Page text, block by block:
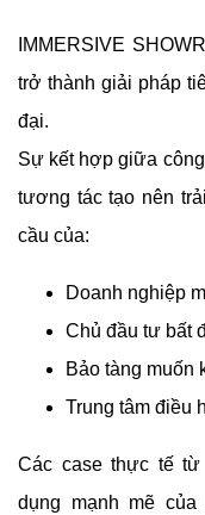
IMMERSIVE
trở thành giải pháp
đại.
Sự kết hợp giữa
tương tác tạo nên
cầu của:
Doanh nghiệp
Chủ đầu tư bất
Bảo tàng muốn
Trung tâm điều
Các case thực tế
dụng mạnh mẽ của